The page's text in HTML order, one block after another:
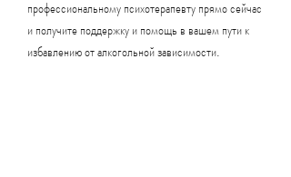
профессиональному психотерапевту прямо сейчас
и получите поддержку и помощь в вашем пути к
избавлению от алкогольной зависимости.